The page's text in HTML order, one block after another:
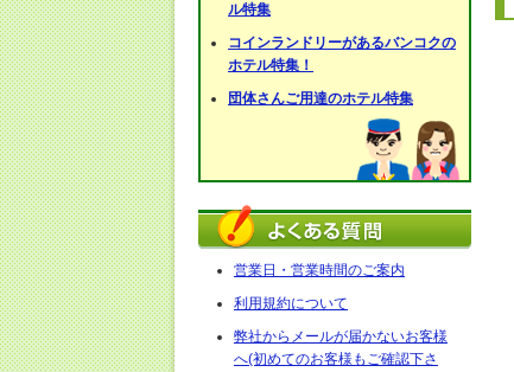
ル特集
コインランドリーがあるバンコクの
ホテル特集！
団体さんご用達のホテル特集
営業日・営業時間のご案内
利用規約について
弊社からメールが届かないお客様
へ(初めてのお客様もご確認下さ